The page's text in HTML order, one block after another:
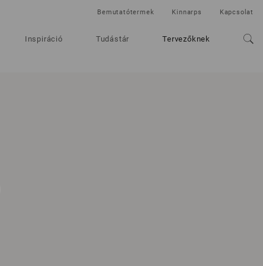
Inspiráció Tudástár Tervezőknek
Bemutatótermek Kinnarps Kapcsolat